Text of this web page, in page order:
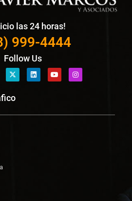
las 24 horas!
999-4444
Follow Us